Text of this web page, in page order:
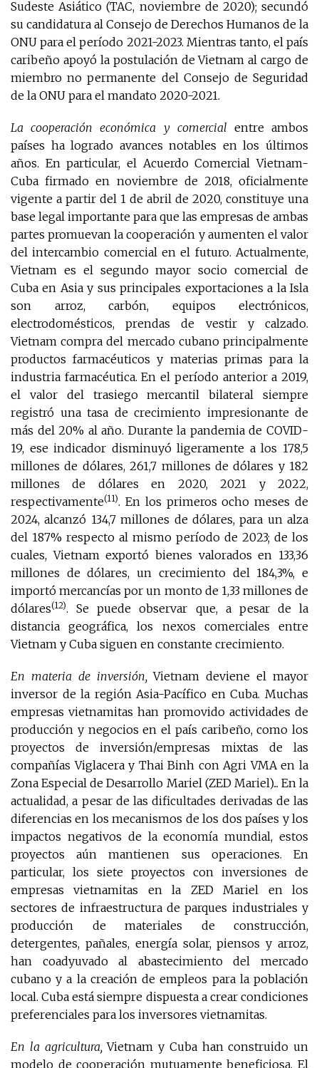
Sudeste Asiático (TAC, noviembre de 2020); secundó
su candidatura al Consejo de Derechos Humanos de la
ONU para el período 2021-2023. Mientras tanto, el país
caribeño apoyó la postulación de Vietnam al cargo de
miembro no permanente del Consejo de Seguridad
de la ONU para el mandato 2020-2021.
La cooperación económica y comercial entre ambos
países ha logrado avances notables en los últimos
años. En particular, el Acuerdo Comercial Vietnam-
Cuba firmado en noviembre de 2018, oficialmente
vigente a partir del 1 de abril de 2020, constituye una
base legal importante para que las empresas de ambas
partes promuevan la cooperación y aumenten el valor
del intercambio comercial en el futuro. Actualmente,
Vietnam es el segundo mayor socio comercial de
Cuba en Asia y sus principales exportaciones a la Isla
son arroz, carbón, equipos electrónicos,
electrodomésticos, prendas de vestir y calzado.
Vietnam compra del mercado cubano principalmente
productos farmacéuticos y materias primas para la
industria farmacéutica. En el período anterior a 2019,
el valor del trasiego mercantil bilateral siempre
registró una tasa de crecimiento impresionante de
más del 20% al año. Durante la pandemia de COVID-
19, ese indicador disminuyó ligeramente a los 178,5
millones de dólares, 261,7 millones de dólares y 182
millones de dólares en 2020, 2021 y 2022,
respectivamente(11). En los primeros ocho meses de
2024, alcanzó 134,7 millones de dólares, para un alza
del 187% respecto al mismo período de 2023; de los
cuales, Vietnam exportó bienes valorados en 133,36
millones de dólares, un crecimiento del 184,3%, e
importó mercancías por un monto de 1,33 millones de
dólares(12). Se puede observar que, a pesar de la
distancia geográfica, los nexos comerciales entre
Vietnam y Cuba siguen en constante crecimiento.
En materia de inversión,Vietnam deviene el mayor
inversor de la región Asia-Pacífico en Cuba. Muchas
empresas vietnamitas han promovido actividades de
producción y negocios en el país caribeño, como los
proyectos de inversión/empresas mixtas de las
compañías Viglacera y Thai Binh con Agri VMA en la
Zona Especial de Desarrollo Mariel (ZED Mariel)... En la
actualidad, a pesar de las dificultades derivadas de las
diferencias en los mecanismos de los dos países y los
impactos negativos de la economía mundial, estos
proyectos aún mantienen sus operaciones. En
particular, los siete proyectos con inversiones de
empresas vietnamitas en la ZED Mariel en los
sectores de infraestructura de parques industriales y
producción de materiales de construcción,
detergentes, pañales, energía solar, piensos y arroz,
han coadyuvado al abastecimiento del mercado
cubano y a la creación de empleos para la población
local. Cuba está siempre dispuesta a crear condiciones
preferenciales para los inversores vietnamitas.
En la agricultura,Vietnam y Cuba han construido un
modelo de cooperación mutuamente beneficiosa. El